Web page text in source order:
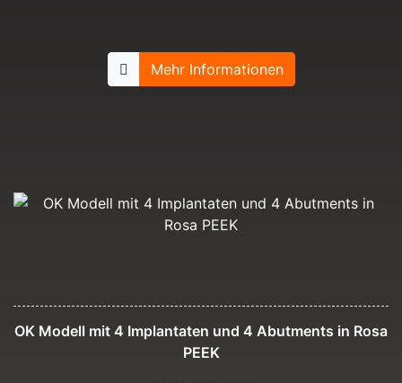
Mehr Informationen
OK Modell mit 4 Implantaten und 4 Abutments in Rosa
PEEK